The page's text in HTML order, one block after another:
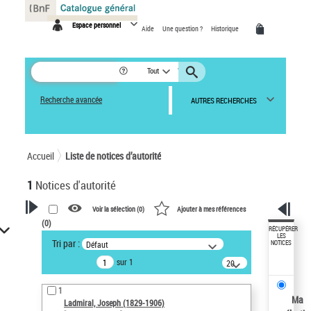
Espace personnel Aide Une question ? Historique
Tout
Recherche avancée AUTRES RECHERCHES
Accueil Liste de notices d’autorité
1 Notices d'autorité
VOTRE RECHERCHE
Recherche avancée dans les
notices d’autorité
Œuvres liées à l'auteur :
Ladmiral, Joseph (1829-1906)
Voir la sélection (0) Ajouter à mes références
(0)
Tri par : Défaut
sur 1
20
résultats/page
1
Ladmiral, Joseph (1829-1906)
RÉCUPÉRER
LES
NOTICES
Ma
Panneau de gestion des cookies